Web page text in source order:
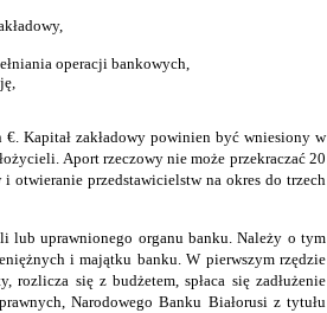
operacji bankowych,
Kapitał zakładowy powinien być wniesiony w
Aport rzeczowy nie może przekraczać 20
otwieranie przedstawicielstw na okres do trzech
lub uprawnionego organu banku. Należy o tym
i majątku banku. W pierwszym rzędzie
rozlicza się z budżetem, spłaca się zadłużenie
Narodowego Banku Białorusi z tytułu